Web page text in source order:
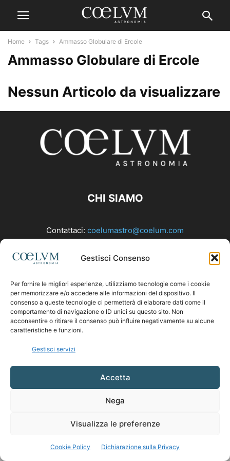
Gestisci Consenso
Per fornire le migliori esperienze, utilizziamo tecnologie come i cookie
per memorizzare e/o accedere alle informazioni del dispositivo. Il
consenso a queste tecnologie ci permetterà di elaborare dati come il
comportamento di navigazione o ID unici su questo sito. Non
acconsentire o ritirare il consenso può influire negativamente su alcune
caratteristiche e funzioni.
Gestisci servizi
Accetta
Nega
Visualizza le preferenze
Cookie Policy Dichiarazione sulla Privacy
Home Tags Ammasso Globulare di Ercole
Ammasso Globulare di Ercole
Nessun Articolo da visualizzare
CHI SIAMO
Contattaci: coelumastro@coelum.com
SEGUICI